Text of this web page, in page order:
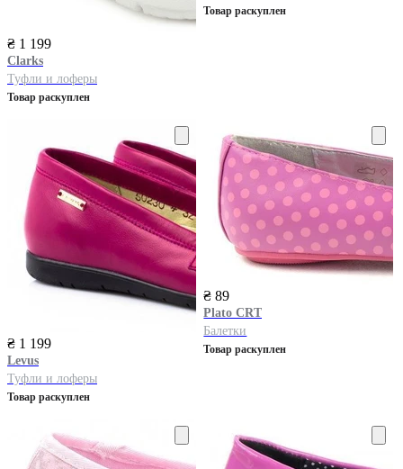
₴ 1 199
Clarks
Туфли и лоферы
Товар раскуплен
Товар раскуплен
₴ 1 199
Levus
Туфли и лоферы
Товар раскуплен
₴ 89
Plato CRT
Балетки
Товар раскуплен